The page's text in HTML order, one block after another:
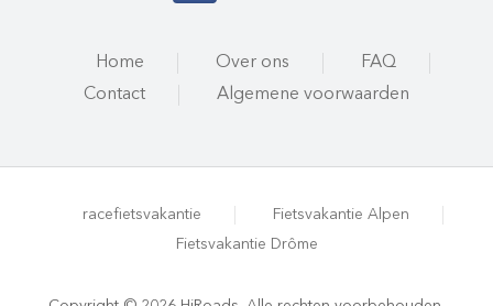
Home Over ons
FAQ
Contact
Algemene voorwaarden
racefietsvakantie
Fietsvakantie Alpen
Fietsvakantie Drôme